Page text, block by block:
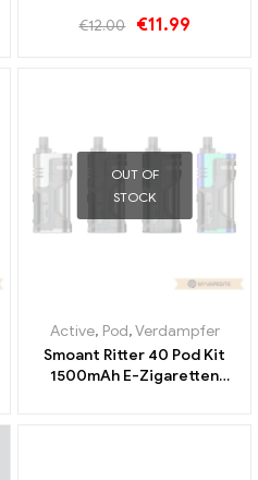
€12.00 €11.99
OUT OF
STOCK
Active, Pod,Verdampfer
Smoant Ritter 40 Pod Kit
1500mAh E-Zigaretten